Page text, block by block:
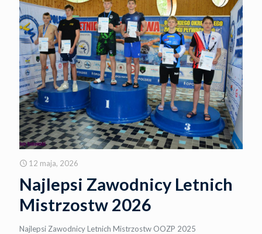
12 maja, 2026
Najlepsi Zawodnicy Letnich
Mistrzostw 2026
Najlepsi Zawodnicy Letnich Mistrzostw OOZP 2025